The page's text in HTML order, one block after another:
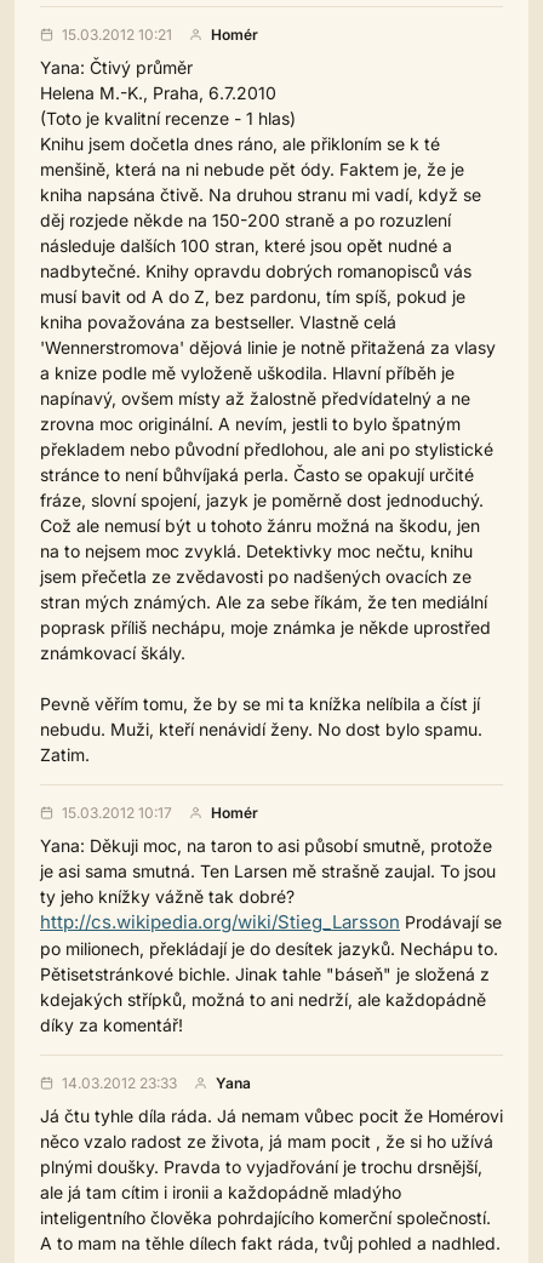
15.03.2012 10:21 Homér
Yana: Čtivý průměr
Helena M.-K., Praha, 6.7.2010
(Toto je kvalitní recenze - 1 hlas)
Knihu jsem dočetla dnes ráno, ale přikloním se k té
menšině, která na ni nebude pět ódy. Faktem je, že je
kniha napsána čtivě. Na druhou stranu mi vadí, když se
děj rozjede někde na 150-200 straně a po rozuzlení
následuje dalších 100 stran, které jsou opět nudné a
nadbytečné. Knihy opravdu dobrých romanopisců vás
musí bavit od A do Z, bez pardonu, tím spíš, pokud je
kniha považována za bestseller. Vlastně celá
'Wennerstromova' dějová linie je notně přitažená za vlasy
a knize podle mě vyloženě uškodila. Hlavní příběh je
napínavý, ovšem místy až žalostně předvídatelný a ne
zrovna moc originální. A nevím, jestli to bylo špatným
překladem nebo původní předlohou, ale ani po stylistické
stránce to není bůhvíjaká perla. Často se opakují určité
fráze, slovní spojení, jazyk je poměrně dost jednoduchý.
Což ale nemusí být u tohoto žánru možná na škodu, jen
na to nejsem moc zvyklá. Detektivky moc nečtu, knihu
jsem přečetla ze zvědavosti po nadšených ovacích ze
stran mých známých. Ale za sebe říkám, že ten mediální
poprask příliš nechápu, moje známka je někde uprostřed
známkovací škály.
Pevně věřím tomu, že by se mi ta knížka nelíbila a číst jí
nebudu. Muži, kteří nenávidí ženy. No dost bylo spamu.
Zatim.
15.03.2012 10:17 Homér
Yana: Děkuji moc, na taron to asi působí smutně, protože
je asi sama smutná. Ten Larsen mě strašně zaujal. To jsou
ty jeho knížky vážně tak dobré?
http://cs.wikipedia.org/wiki/Stieg_Larsson Prodávají se
po milionech, překládají je do desítek jazyků. Nechápu to.
Pětisetstránkové bichle. Jinak tahle "báseň" je složená z
kdejakých střípků, možná to ani nedrží, ale každopádně
díky za komentář!
14.03.2012 23:33 Yana
Já čtu tyhle díla ráda. Já nemam vůbec pocit že Homérovi
něco vzalo radost ze života, já mam pocit , že si ho užívá
plnými doušky. Pravda to vyjadřování je trochu drsnější,
ale já tam cítim i ironii a každopádně mladýho
inteligentního člověka pohrdajícího komerční společností.
A to mam na těhle dílech fakt ráda, tvůj pohled a nadhled.